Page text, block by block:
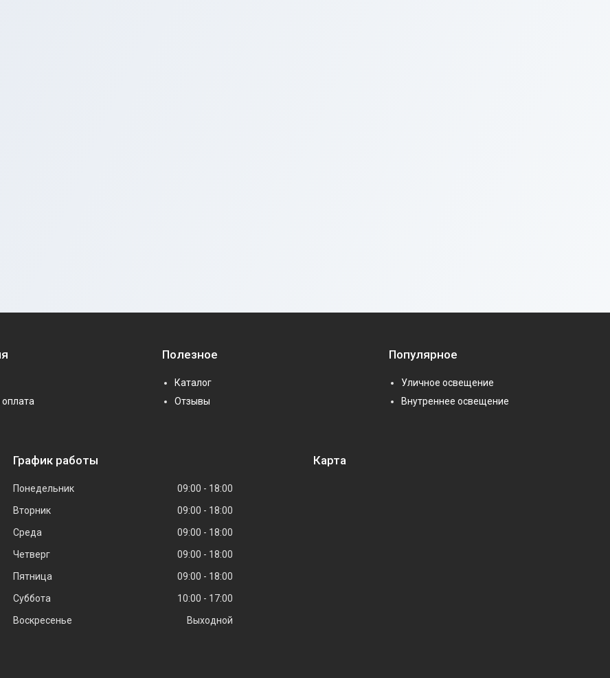
Полезное
Каталог
Отзывы
Популярное
Уличное освещение
Внутреннее освещение
График работы
Понедельник 09:00
18:00
Вторник
09:00
18:00
Среда
09:00
18:00
Четверг
09:00
18:00
Пятница
09:00
18:00
Суббота
10:00
17:00
Воскресенье
Выходной
Карта